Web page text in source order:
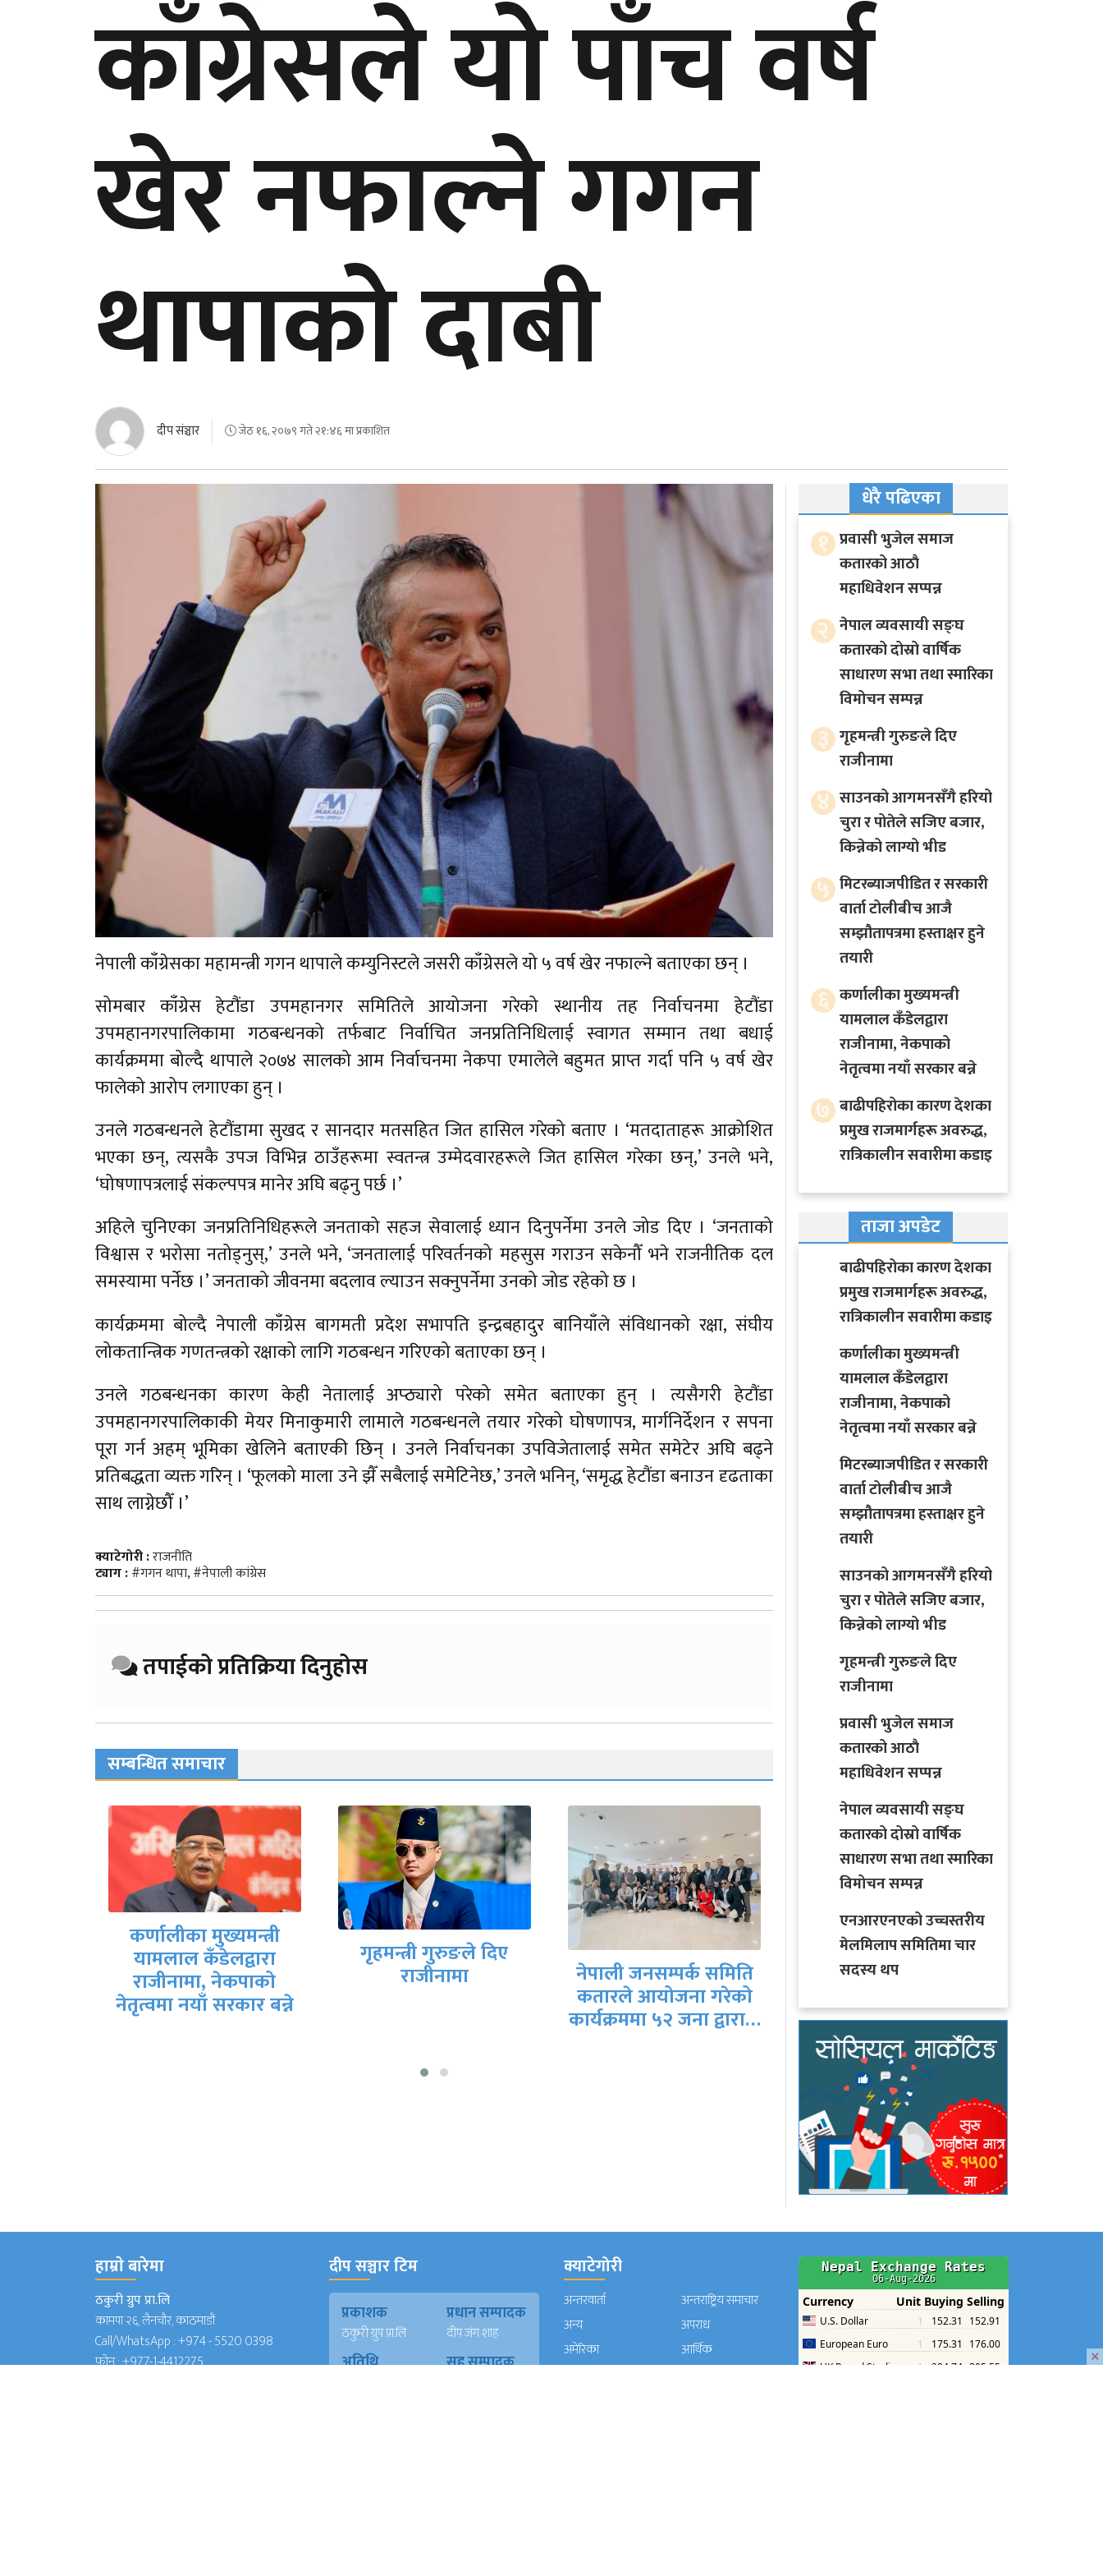
काँग्रेसले यो पाँच वर्ष
खेर नफाल्ने गगन
थापाको दाबी
दीप संञ्चार जेठ १६, २०७९ गते २१:४६ मा प्रकाशित
नेपाली काँग्रेसका महामन्त्री गगन थापाले कम्युनिस्टले जसरी काँग्रेसले यो ५ वर्ष खेर नफाल्ने बताएका छन् ।
सोमबार काँग्रेस हेटौंडा उपमहानगर समितिले आयोजना गरेको स्थानीय तह निर्वाचनमा हेटौंडा
उपमहानगरपालिकामा गठबन्धनको तर्फबाट निर्वाचित जनप्रतिनिधिलाई स्वागत सम्मान तथा बधाई
कार्यक्रममा बोल्दै थापाले २०७४ सालको आम निर्वाचनमा नेकपा एमालेले बहुमत प्राप्त गर्दा पनि ५ वर्ष खेर
फालेको आरोप लगाएका हुन् ।
उनले गठबन्धनले हेटौंडामा सुखद र सानदार मतसहित जित हासिल गरेको बताए । ‘मतदाताहरू आक्रोशित
भएका छन्, त्यसकै उपज विभिन्न ठाउँहरूमा स्वतन्त्र उम्मेदवारहरूले जित हासिल गरेका छन्,’ उनले भने,
‘घोषणापत्रलाई संकल्पपत्र मानेर अघि बढ्नु पर्छ ।’
अहिले चुनिएका जनप्रतिनिधिहरूले जनताको सहज सेवालाई ध्यान दिनुपर्नेमा उनले जोड दिए । ‘जनताको
विश्वास र भरोसा नतोड्नुस्,’ उनले भने, ‘जनतालाई परिवर्तनको महसुस गराउन सकेनौँ भने राजनीतिक दल
समस्यामा पर्नेछ ।’ जनताको जीवनमा बदलाव ल्याउन सक्नुपर्नेमा उनको जोड रहेको छ ।
कार्यक्रममा बोल्दै नेपाली काँग्रेस बागमती प्रदेश सभापति इन्द्रबहादुर बानियाँले संविधानको रक्षा, संघीय
लोकतान्त्रिक गणतन्त्रको रक्षाको लागि गठबन्धन गरिएको बताएका छन् ।
उनले गठबन्धनका कारण केही नेतालाई अप्ठ्यारो परेको समेत बताएका हुन् । त्यसैगरी हेटौंडा
उपमहानगरपालिकाकी मेयर मिनाकुमारी लामाले गठबन्धनले तयार गरेको घोषणापत्र, मार्गनिर्देशन र सपना
पूरा गर्न अहम् भूमिका खेलिने बताएकी छिन् । उनले निर्वाचनका उपविजेतालाई समेत समेटेर अघि बढ्ने
प्रतिबद्धता व्यक्त गरिन् । ‘फूलको माला उने झैँ सबैलाई समेटिनेछ,’ उनले भनिन्, ‘समृद्ध हेटौंडा बनाउन दृढताका
साथ लाग्नेछौँ ।’
क्याटेगोरी :राजनीति
ट्याग :#गगन थापा,#नेपाली कांग्रेस
तपाईको प्रतिक्रिया दिनुहोस
सम्बन्धित समाचार
कर्णालीका मुख्यमन्त्री
यामलाल कँडेलद्वारा
राजीनामा, नेकपाको
नेतृत्वमा नयाँ सरकार बन्ने
गृहमन्त्री गुरुङले दिए
राजीनामा नेपाली जनसम्पर्क समिति
कतारले आयोजना गरेको
कार्यक्रममा ५२ जना द्वारा…
युएईमा संविधान दिवस
तथा राष्ट्रिय दिवस मनाईयो
धेरै पढिएका
१ प्रवासी भुजेल समाज
कतारको आठाै
महाधिवेशन सप्पन्न
२ नेपाल व्यवसायी सङ्घ
कतारको दोस्रो वार्षिक
साधारण सभा तथा स्मारिका
विमोचन सम्पन्न
३ गृहमन्त्री गुरुङले दिए
राजीनामा
४ साउनको आगमनसँगै हरियो
चुरा र पोतेले सजिए बजार,
किन्नेको लाग्यो भीड
५ मिटरब्याजपीडित र सरकारी
वार्ता टोलीबीच आजै
सम्झौतापत्रमा हस्ताक्षर हुने
तयारी
६ कर्णालीका मुख्यमन्त्री
यामलाल कँडेलद्वारा
राजीनामा, नेकपाको
नेतृत्वमा नयाँ सरकार बन्ने
७ बाढीपहिरोका कारण देशका
प्रमुख राजमार्गहरू अवरुद्ध,
रात्रिकालीन सवारीमा कडाइ
ताजा अपडेट
बाढीपहिरोका कारण देशका
प्रमुख राजमार्गहरू अवरुद्ध,
रात्रिकालीन सवारीमा कडाइ
कर्णालीका मुख्यमन्त्री
यामलाल कँडेलद्वारा
राजीनामा, नेकपाको
नेतृत्वमा नयाँ सरकार बन्ने
मिटरब्याजपीडित र सरकारी
वार्ता टोलीबीच आजै
सम्झौतापत्रमा हस्ताक्षर हुने
तयारी
साउनको आगमनसँगै हरियो
चुरा र पोतेले सजिए बजार,
किन्नेको लाग्यो भीड
गृहमन्त्री गुरुङले दिए
राजीनामा
प्रवासी भुजेल समाज
कतारको आठाै
महाधिवेशन सप्पन्न
नेपाल व्यवसायी सङ्घ
कतारको दोस्रो वार्षिक
साधारण सभा तथा स्मारिका
विमोचन सम्पन्न
एनआरएनएको उच्चस्तरीय
मेलमिलाप समितिमा चार
सदस्य थप
हाम्राे बारेमा
ठकुरी ग्रुप प्रा.लि
कामपा २६, लैनचौर, काठमाडौं
Call/WhatsApp :+974 - 5520 0398
फोन :+977-1-4412275
दीप सञ्चार टिम
प्रकाशक
ठकुरी ग्रुप प्रा.लि
प्रधान सम्पादक
दीप जंग शाह
अतिथि सह सम्पादक
क्याटेगोरी
अन्तरवार्ता
अन्तराष्ट्रिय समाचार
अन्य
अपराध
अमेरिका
आर्थिक
×